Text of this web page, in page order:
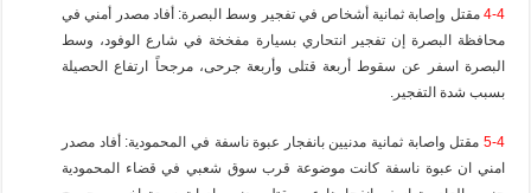
4-4 مقتل وإصابة ثمانية أشخاص في تفجير وسط البصرة: أفاد مصدر أمني في
محافظة البصرة إن تفجير انتحاري بسيارة مفخخة في شارع الوفود، وسط
البصرة اسفر عن سقوط أربعة قتلى وأربعة جرحى، مرجحاً ارتفاع الحصيلة
بسبب شدة التفجير.
5-4 مقتل واصابة ثمانية مدنيين بانفجار عبوة ناسفة في المحمودية: أفاد مصدر
امني ان عبوة ناسفة كانت موضوعة قرب سوق شعبي في قضاء المحمودية